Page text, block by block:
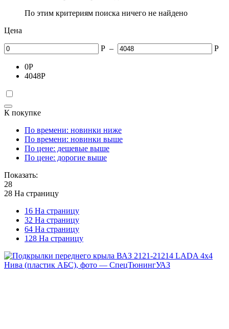
По этим критериям поиска ничего не найдено
Цена
Р – Р
0Р
4048Р
К покупке
По времени: новинки ниже
По времени: новинки выше
По цене: дешевые выше
По цене: дорогие выше
Показать:
28
28 На страницу
16 На страницу
32 На страницу
64 На страницу
128 На страницу